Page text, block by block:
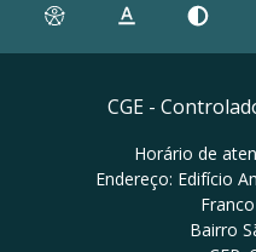
CGE -
Horário de
Endereço: Edifício
Bairro